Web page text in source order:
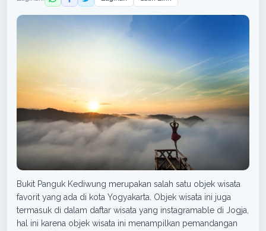
Bukit Panguk Kediwung merupakan salah satu objek wisata
favorit yang ada di kota Yogyakarta. Objek wisata ini juga
termasuk di dalam daftar wisata yang instagramable di Jogja,
hal ini karena objek wisata ini menampilkan pemandangan